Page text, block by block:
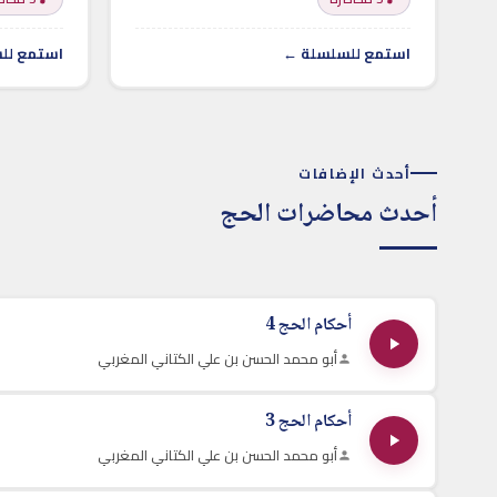
استمع للسلسلة ← استمع
أحدث الإضافات
أحدث محاضرات الحج
أحكام الحج 4
أبو محمد الحسن بن علي الكتاني المغربي
أحكام الحج 3
أبو محمد الحسن بن علي الكتاني المغربي